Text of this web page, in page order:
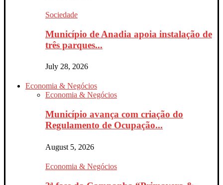
Sociedade
Município de Anadia apoia instalação de
três parques...
July 28, 2026
Economia & Negócios
Economia & Negócios
Município avança com criação do
Regulamento de Ocupação...
August 5, 2026
Economia & Negócios